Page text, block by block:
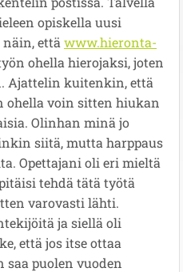
opiskella uusi
että www.hieronta-
ohella hierojaksi, joten
Ajattelin kuitenkin, että
ohella voin sitten hiukan
Olinhan minä jo
siitä, mutta harppaus
Opettajani oli eri mieltä
tehdä tätä työtä
varovasti lähti.
ja siellä oli
että jos itse ottaa
puolen vuoden